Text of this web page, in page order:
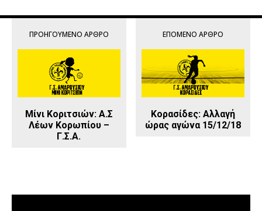
ΠΡΟΗΓΟΎΜΕΝΟ ΆΡΘΡΟ
Μίνι Κοριτσιών: Α.Σ
Λέων Κορωπίου –
Γ.Σ.Α.
ΕΠΌΜΕΝΟ ΆΡΘΡΟ
Κορασίδες: Aλλαγή
ώρας αγώνα 15/12/18